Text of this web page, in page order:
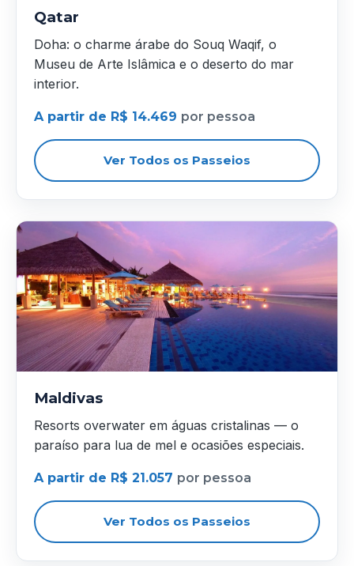
Qatar
Doha: o charme árabe do Souq Waqif, o
Museu de Arte Islâmica e o deserto do mar
interior.
A partir de R$ 14.469 por pessoa
Ver Todos os Passeios
Maldivas
Resorts overwater em águas cristalinas — o
paraíso para lua de mel e ocasiões especiais.
A partir de R$ 21.057 por pessoa
Ver Todos os Passeios